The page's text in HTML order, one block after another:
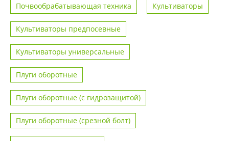
Почвообрабатывающая техника Культиваторы
Культиваторы предпосевные
Культиваторы универсальные
Плуги оборотные
Плуги оборотные (с гидрозащитой)
Плуги оборотные (срезной болт)